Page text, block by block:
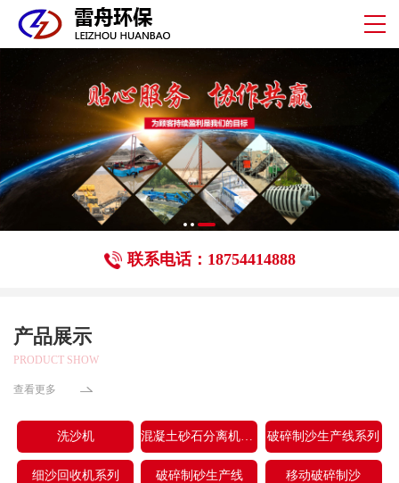
联系电话：18754414888
产品展示
PRODUCT SHOW
查看更多
洗沙机 破碎制沙生产线系列
细沙回收机系列 破碎制砂生产线 移动破碎制沙